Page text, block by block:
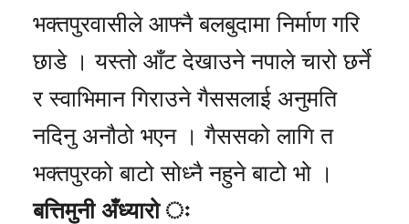
भक्तपुरवासीले आफ्नै बलबुदामा निर्माण गरि
छाडे । यस्तो आँट देखाउने नपाले चारो छर्ने
र स्वाभिमान गिराउने गैससलाई अनुमति
नदिनु अनौठो भएन । गैससको लागि त
भक्तपुरको बाटो सोध्नै नहुने बाटो भो ।
बत्तिमुनी अँध्यारो ः